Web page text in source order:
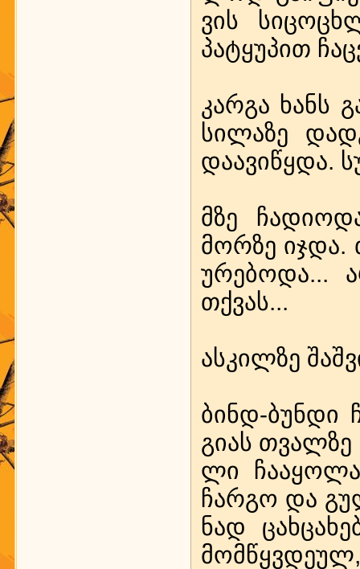
ვის
პატყუ­პით
კარ­გა ხანს
სი­ლა­ზე
და­ა­ვიწყ­და.
მზე
მორ­ზე
უ­რე­ბო­და...
თქვას...
ას­კილ­ზე
ბინდ-
გი­ას
ლი
ჩარ­გო და
ნად